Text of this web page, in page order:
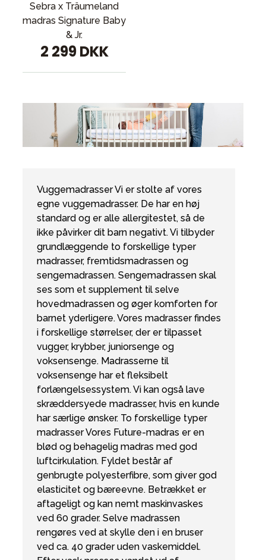
Sebra x Träumeland
madras Signature Baby
& Jr.
2 299 DKK
Vuggemadrasser Vi er stolte af vores
egne vuggemadrasser. De har en høj
standard og er alle allergitestet, så de
ikke påvirker dit barn negativt. Vi tilbyder
grundlæggende to forskellige typer
madrasser, fremtidsmadrassen og
sengemadrassen. Sengemadrassen skal
ses som et supplement til selve
hovedmadrassen og øger komforten for
barnet yderligere. Vores madrasser findes
i forskellige størrelser, der er tilpasset
vugger, krybber, juniorsenge og
voksensenge. Madrasserne til
voksensenge har et fleksibelt
forlængelsessystem. Vi kan også lave
skræddersyede madrasser, hvis en kunde
har særlige ønsker. To forskellige typer
madrasser Vores Future-madras er en
blød og behagelig madras med god
luftcirkulation. Fyldet består af
genbrugte polyesterfibre, som giver god
elasticitet og bæreevne. Betrækket er
aftageligt og kan nemt maskinvaskes
ved 60 grader. Selve madrassen
rengøres ved at skylle den i en bruser
ved ca. 40 grader uden vaskemiddel.